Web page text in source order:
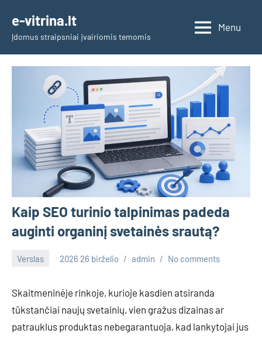
content
e-vitrina.lt
Įdomus straipsniai įvairiomis temomis
Menu
Kaip SEO turinio talpinimas padeda
auginti organinį svetainės srautą?
Verslas 2026 26 birželio admin No comments
Skaitmeninėje rinkoje, kurioje kasdien atsiranda
tūkstančiai naujų svetainių, vien gražus dizainas ar
patrauklus produktas nebegarantuoja, kad lankytojai jus